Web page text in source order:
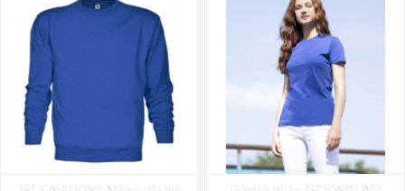
Multifunkční šátek